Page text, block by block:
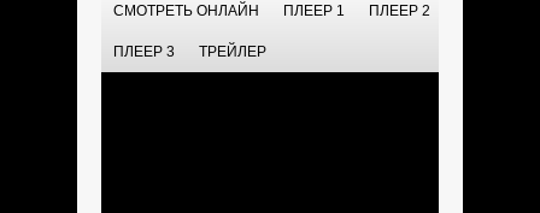
СМОТРЕТЬ ОНЛАЙН ПЛЕЕР 1 ПЛЕЕР 2
ПЛЕЕР 3 ТРЕЙЛЕР